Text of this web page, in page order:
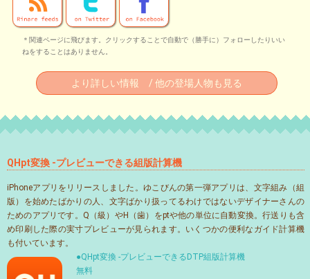
＊関連ページに飛びます。クリックすることで自動で（勝手に）フォローしたりいい
ねをすることはありません。
より詳しい情報 / 他の登場人物も見る
QHpt変換 -プレビューできる組版計算機
iPhoneアプリをリリースしました。ゆこびんの第一弾アプリは、文字組み（組
版）を始めたばかりの人、文字ばかり扱ってるわけではないデザイナーさんの
ためのアプリです。Q（級）やH（歯）をptや他の単位に自動変換。行送りも含
め印刷した際の実寸プレビューが見られます。いくつかの便利なガイド計算機
も付いています。
●QHpt変換 -プレビューできるDTP組版計算機
無料